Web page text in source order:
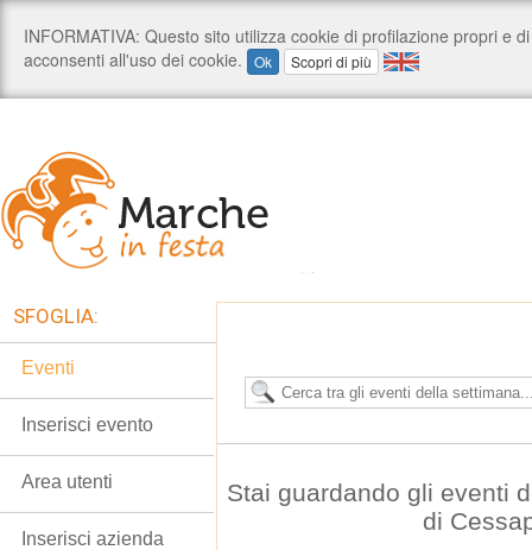
Stai guardando gli eventi
di
SFOGLIA:
Eventi
Inserisci evento
Area utenti
Inserisci azienda